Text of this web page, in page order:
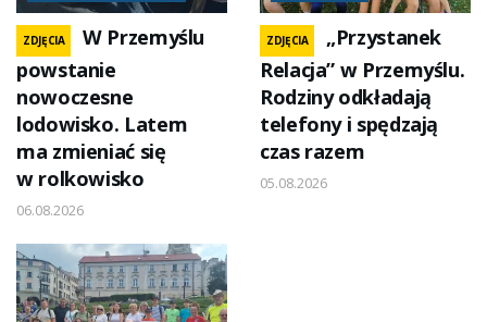
ZDJĘCIA
W Przemyślu
powstanie
nowoczesne
lodowisko. Latem
ma zmieniać się
w rolkowisko
06.08.2026
ZDJĘCIA
„Przystanek
Relacja” w Przemyślu.
Rodziny odkładają
telefony i spędzają
czas razem
05.08.2026